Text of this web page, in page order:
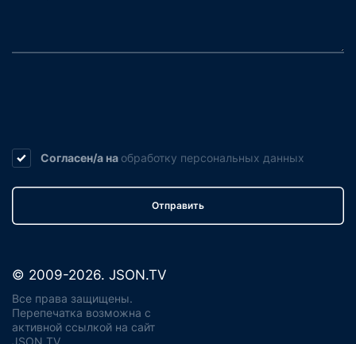
Согласен/а на обработку персональных данных
Отправить
© 2009-2026. JSON.TV
Все права защищены.
Перепечатка возможна с
активной ссылкой на сайт